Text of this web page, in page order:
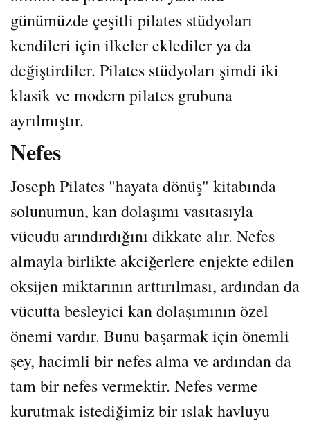
günümüzde çeşitli pilates stüdyoları
kendileri için ilkeler eklediler ya da
değiştirdiler. Pilates stüdyoları şimdi iki
klasik ve modern pilates grubuna
ayrılmıştır.
Nefes
Joseph Pilates "hayata dönüş" kitabında
solunumun, kan dolaşımı vasıtasıyla
vücudu arındırdığını dikkate alır. Nefes
almayla birlikte akciğerlere enjekte edilen
oksijen miktarının arttırılması, ardından da
vücutta besleyici kan dolaşımının özel
önemi vardır. Bunu başarmak için önemli
şey, hacimli bir nefes alma ve ardından da
tam bir nefes vermektir. Nefes verme
kurutmak istediğimiz bir ıslak havluyu